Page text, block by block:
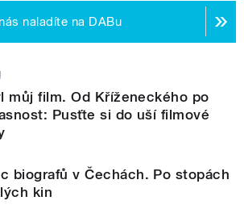
naladíte na DABu
můj film. Od Kříženeckého po
Pusťte si do uší filmové
biografů v Čechách. Po stopách
kin